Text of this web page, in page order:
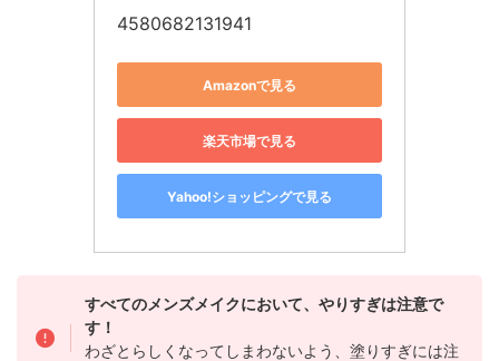
4580682131941
Amazonで見る
楽天市場で見る
Yahoo!ショッピングで見る
すべてのメンズメイクにおいて、やりすぎは注意で
す！
わざとらしくなってしまわないよう、塗りすぎには注